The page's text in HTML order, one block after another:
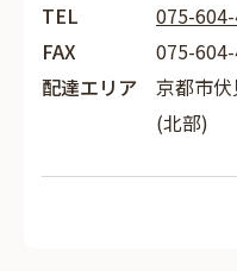
TEL
075-
FAX
075-
配達エリア
京都市
(北部)